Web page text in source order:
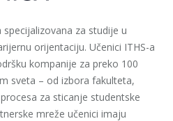
za studije u
orijentaciju. Učenici ITHS-a
kompanije za preko 100
sveta – od izbora fakulteta,
za sticanje studentske
mreže učenici imaju